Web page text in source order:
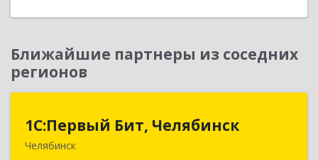
Ближайшие партнеры из соседних
регионов
1С:Первый Бит, Челябинск
Челябинск
1С:Первый Бит, Челябинск